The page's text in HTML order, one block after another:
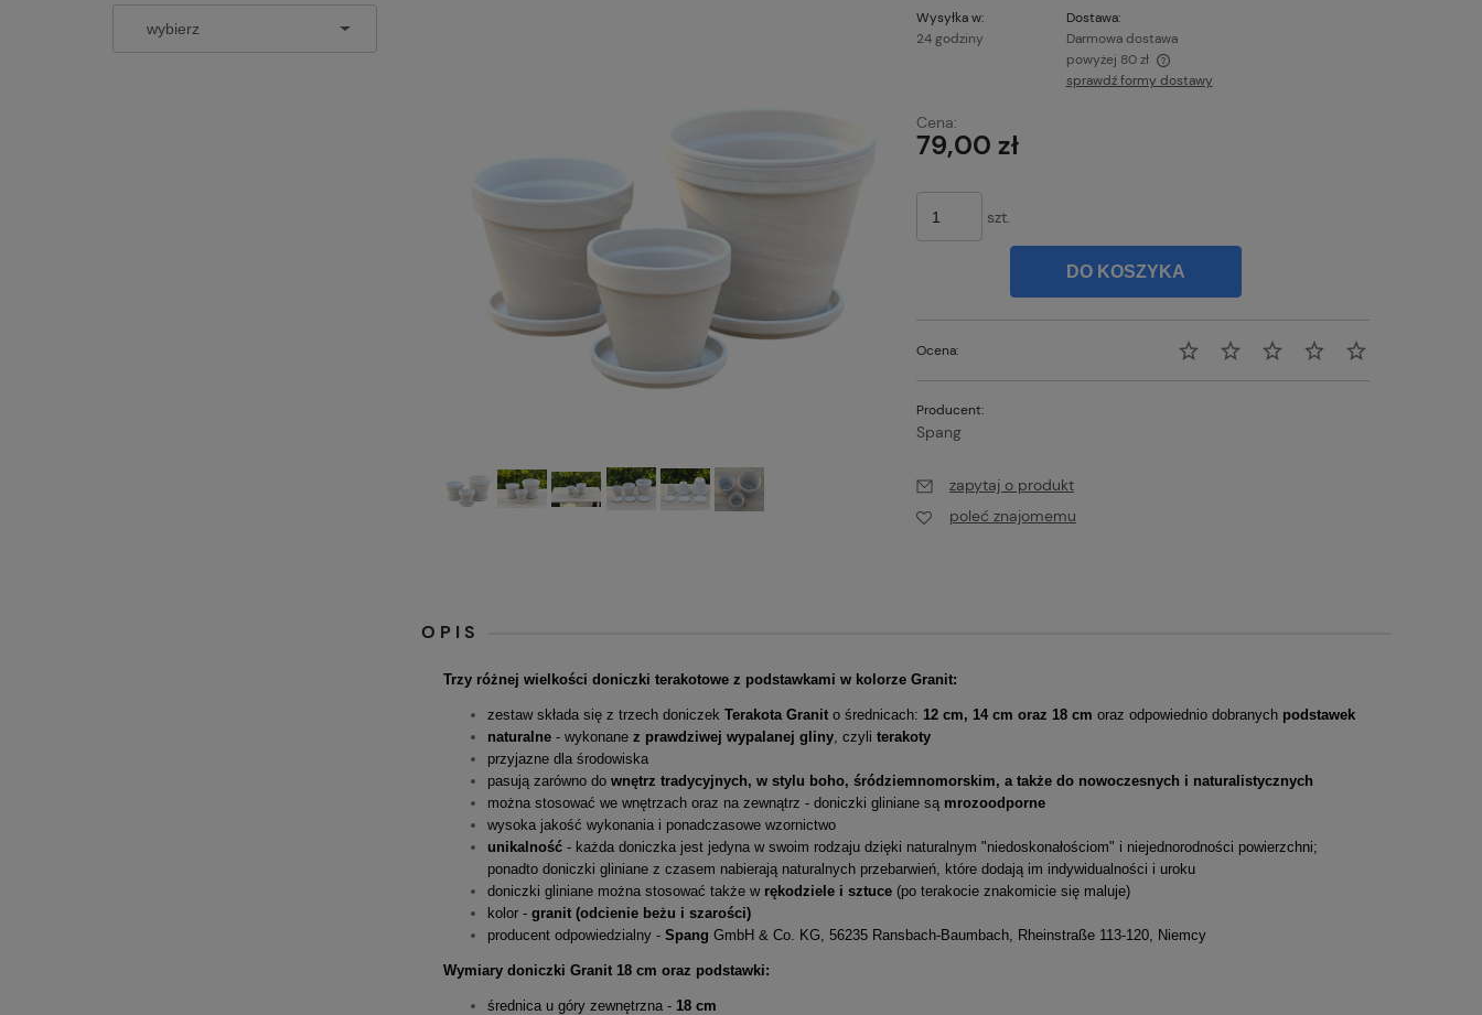
Wysyłka w:
24 godziny
Dostawa:
Darmowa dostawa
powyżej 80 zł
zł wysyłamy gratis!
sprawdź formy dostawy
Cena:
79,00 zł
szt.
DO KOSZYKA
Ocena:
Producent:
Spang
zapytaj o produkt
poleć znajomemu
OPIS
Trzy różnej wielkości doniczki terakotowe z podstawkami w kolorze Granit:
zestaw składa się z trzech doniczek Terakota Granit o średnicach: 12 cm, 14 cm oraz 18 cm oraz odpowiednio dobranych podstawek
naturalne - wykonane z prawdziwej wypalanej gliny , czyli terakoty
przyjazne dla środowiska
pasują zarówno do wnętrz tradycyjnych, w stylu boho, śródziemnomorskim, a także do nowoczesnych i naturalistycznych
można stosować we wnętrzach oraz na zewnątrz - doniczki gliniane są mrozoodporne
wysoka jakość wykonania i ponadczasowe wzornictwo
unikalność - każda doniczka jest jedyna w swoim rodzaju dzięki naturalnym "niedoskonałościom" i niejednorodności powierzchni;
ponadto doniczki gliniane z czasem nabierają naturalnych przebarwień, które dodają im indywidualności i uroku
doniczki gliniane można stosować także w rękodziele i sztuce (po terakocie znakomicie się maluje)
kolor - granit (odcienie beżu i szarości)
producent odpowiedzialny - Spang GmbH & Co. KG, 56235 Ransbach-Baumbach, Rheinstraße 113-120, Niemcy
Wymiary doniczki Granit 18 cm oraz podstawki:
średnica u góry zewnętrzna - 18 cm